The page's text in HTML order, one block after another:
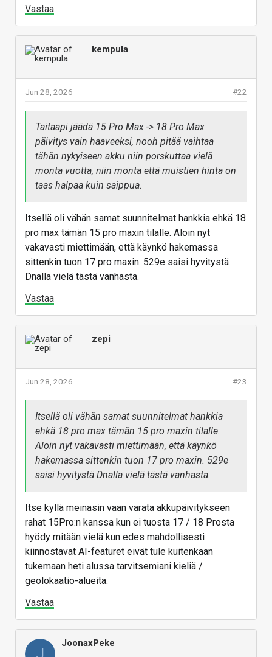
Vastaa
kempula
#22
Jun 28, 2026
Taitaapi jäädä 15 Pro Max -> 18 Pro Max
päivitys vain haaveeksi, nooh pitää vaihtaa
tähän nykyiseen akku niin porskuttaa vielä
monta vuotta, niin monta että muistien hinta on
taas halpaa kuin saippua.
Itsellä oli vähän samat suunnitelmat hankkia ehkä 18
pro max tämän 15 pro maxin tilalle. Aloin nyt
vakavasti miettimään, että käynkö hakemassa
sittenkin tuon 17 pro maxin. 529e saisi hyvitystä
Dnalla vielä tästä vanhasta.
Vastaa
zepi
#23
Jun 28, 2026
Itsellä oli vähän samat suunnitelmat hankkia
ehkä 18 pro max tämän 15 pro maxin tilalle.
Aloin nyt vakavasti miettimään, että käynkö
hakemassa sittenkin tuon 17 pro maxin. 529e
saisi hyvitystä Dnalla vielä tästä vanhasta.
Itse kyllä meinasin vaan varata akkupäivitykseen
rahat 15Pro:n kanssa kun ei tuosta 17 / 18 Prosta
hyödy mitään vielä kun edes mahdollisesti
kiinnostavat AI-featuret eivät tule kuitenkaan
tukemaan heti alussa tarvitsemiani kieliä /
geolokaatio-alueita.
Vastaa
JoonaxPeke